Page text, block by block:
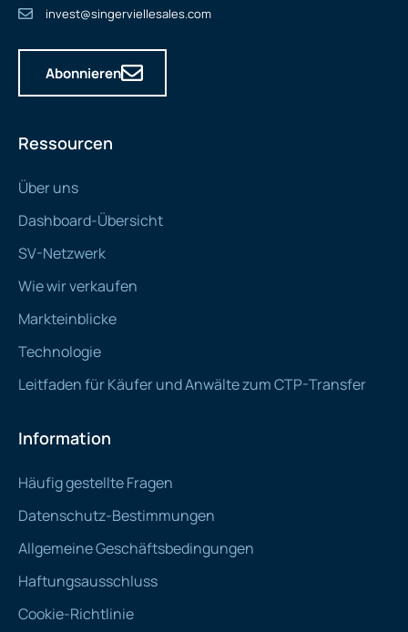
Ressourcen
Über uns
Dashboard-Übersicht
SV-Netzwerk
Wie wir verkaufen
Markteinblicke
Technologie
Leitfaden für Käufer und Anwälte zum CTP-Transfer
Information
Häufig gestellte Fragen
Datenschutz-Bestimmungen
Allgemeine Geschäftsbedingungen
Haftungsausschluss
Cookie-Richtlinie
invest@singerviellesales.com
Abonnieren